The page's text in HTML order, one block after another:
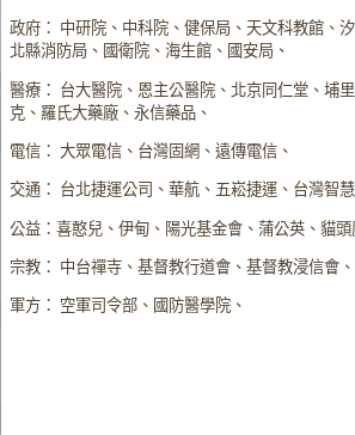
政府： 中研院、中科院、健保局、天文科教館、
北縣消防局、國衛院、海生館、國安局、
醫療： 台大醫院、恩主公醫院、北京同仁堂、埔
克、羅氏大藥廠、永信藥品、
電信： 大眾電信、台灣固網、遠傳電信、
交通： 台北捷運公司、華航、五崧捷運、台灣智慧
公益：喜憨兒、伊甸、陽光基金會、蒲公英、貓頭
宗教： 中台禪寺、基督教行道會、基督教浸信會、
軍方： 空軍司令部、國防醫學院、